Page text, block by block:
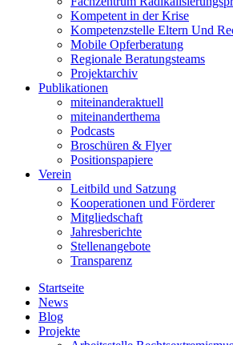
Kompetent in der Krise
Kompetenzstelle Eltern Und
Mobile Opferberatung
Regionale Beratungsteams
Projektarchiv
Publikationen
miteinanderaktuell
miteinanderthema
Podcasts
Broschüren & Flyer
Positionspapiere
Verein
Leitbild und Satzung
Kooperationen und Förderer
Mitgliedschaft
Jahresberichte
Stellenangebote
Transparenz
Startseite
News
Blog
Projekte